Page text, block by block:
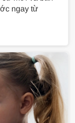
ngay từ